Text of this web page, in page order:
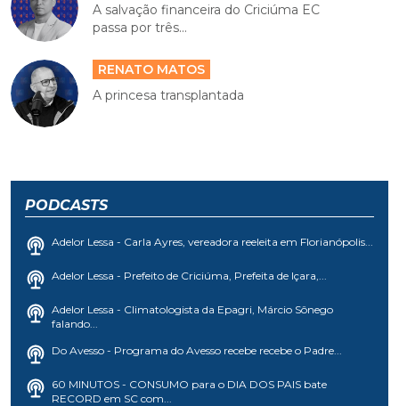
A salvação financeira do Criciúma EC
passa por três...
RENATO MATOS
A princesa transplantada
PODCASTS
Adelor Lessa - Carla Ayres, vereadora reeleita em Florianópolis...
Adelor Lessa - Prefeito de Criciúma, Prefeita de Içara,...
Adelor Lessa - Climatologista da Epagri, Márcio Sônego
falando...
Do Avesso - Programa do Avesso recebe recebe o Padre...
60 MINUTOS - CONSUMO para o DIA DOS PAIS bate
RECORD em SC com...